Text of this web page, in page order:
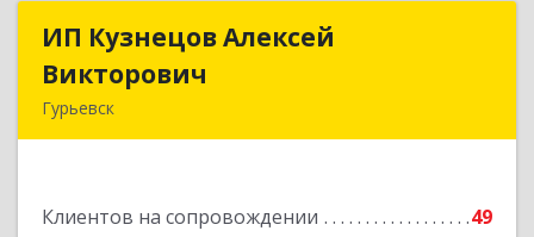
ИП Кузнецов Алексей
Викторович
Гурьевск
Клиентов на сопровождении 49
ИП Кузнецов Алексей
Подробнее